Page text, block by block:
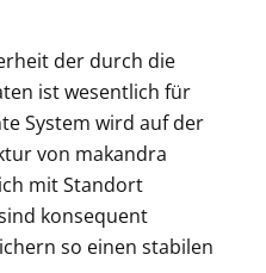
der durch die
ist wesentlich für
System wird auf der
von makandra
mit Standort
konsequent
so einen stabilen